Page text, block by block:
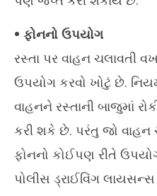
• ફોનનો ઉપયોગ
રસ્તા પર વાહન ચલાવતી
ઉપયોગ કરવો ખોટું છે.
વાહનને રસ્તાની બાજુમાં
કરી શકે છે. પરંતુ જો વાહન
ફોનનો કોઈપણ રીતે
પોલીસ ડ્રાઈવિંગ